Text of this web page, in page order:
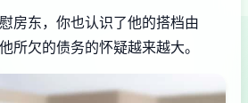
房东，你也认识了他的搭档由
所欠的债务的怀疑越来越大。